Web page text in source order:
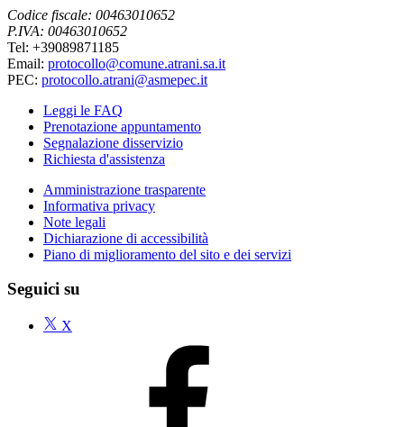
Codice fiscale: 00463010652
P.IVA: 00463010652
Tel: +39089871185
Email: protocollo@comune.atrani.sa.it
PEC: protocollo.atrani@asmepec.it
Leggi le FAQ
Prenotazione appuntamento
Segnalazione disservizio
Richiesta d'assistenza
Amministrazione trasparente
Informativa privacy
Note legali
Dichiarazione di accessibilità
Piano di miglioramento del sito e dei servizi
Seguici su
X